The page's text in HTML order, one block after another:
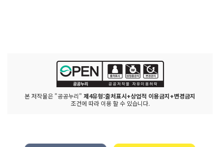
본 저작물은 "공공누리" 제4유형:출처표시+상업적 이용금지+변경금지
조건에 따라 이용 할 수 있습니다.